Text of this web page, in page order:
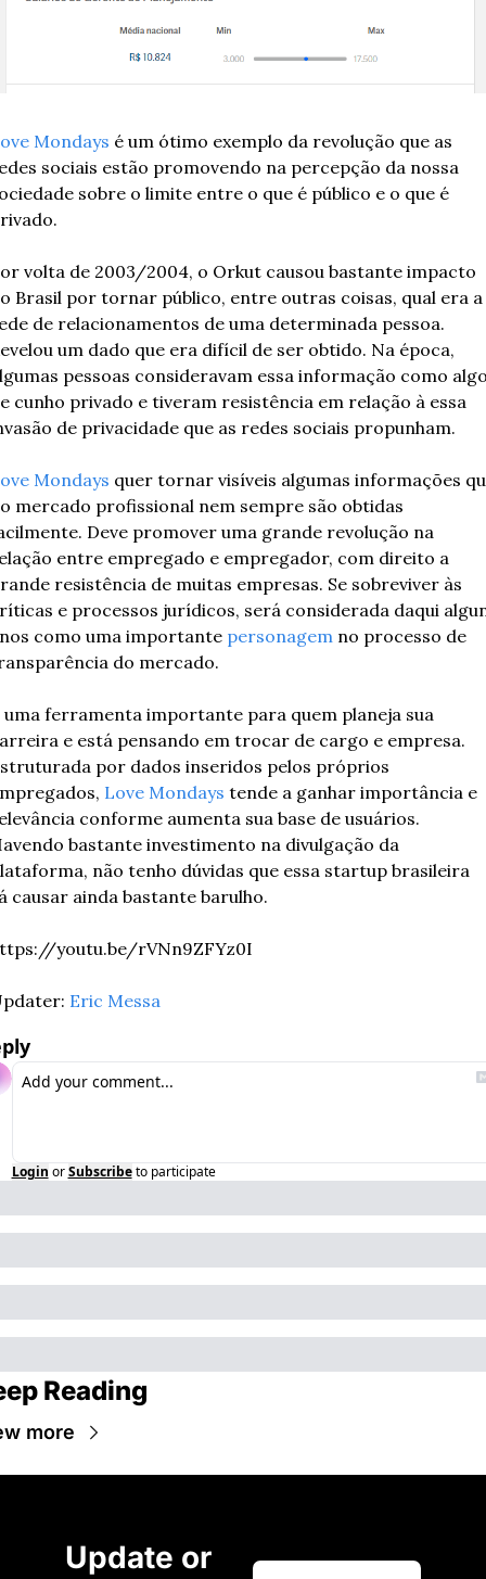
Mondays é um ótimo exemplo da revolução que as
sociais estão promovendo na percepção da nossa
sobre o limite entre o que é público e o que é
volta de 2003/2004, o Orkut causou bastante impacto
Brasil por tornar público, entre outras coisas, qual era a
de relacionamentos de uma determinada pessoa.
um dado que era difícil de ser obtido. Na época,
pessoas consideravam essa informação como
cunho privado e tiveram resistência em relação à essa
de privacidade que as redes sociais propunham.
Mondays quer tornar visíveis algumas informações
mercado profissional nem sempre são obtidas
Deve promover uma grande revolução na
entre empregado e empregador, com direito a
resistência de muitas empresas. Se sobreviver às
e processos jurídicos, será considerada daqui
como uma importante personagem no processo de
do mercado.
uma ferramenta importante para quem planeja sua
e está pensando em trocar de cargo e empresa.
por dados inseridos pelos próprios
Love Mondays tende a ganhar importância e
conforme aumenta sua base de usuários.
bastante investimento na divulgação da
não tenho dúvidas que essa startup brasileira
causar ainda bastante barulho.
youtu.be/rVNn9ZFYz0I
Eric Messa
Login or Subscribe to participate
Reading
more
Update or